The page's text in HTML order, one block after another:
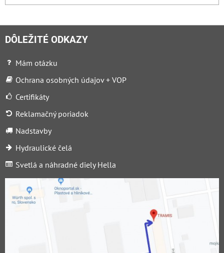
DÔLEŽITÉ ODKAZY
Mám otázku
Ochrana osobných údajov + VOP
Certifikáty
Reklamačný poriadok
Nadstavby
Hydraulické čelá
Svetlá a náhradné diely Hella